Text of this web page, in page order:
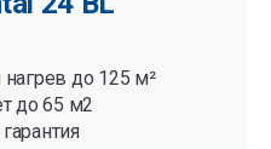
до 125 м²
до 65 м2